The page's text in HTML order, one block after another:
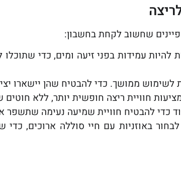
שחשוב לקחת בחשבון:
להיות עמידות בפני זיעה ומים, כדי
לשימוש ממושך. כדי להבטיח שהן יישארו
חוויית ריצה חופשית יותר, ללא
כדי להבטיח חוויית שמיעה נעימה שתשפר
באוזניות עם חיי סוללה ארוכים,